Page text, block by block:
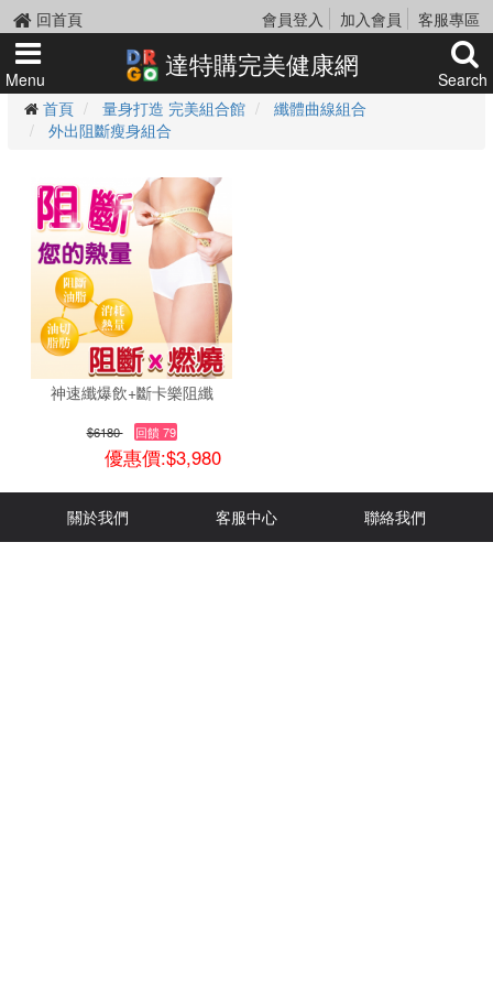
回首頁 會員登入 加入會員 客服專區
Menu 達特購完美健康網
Search
首頁
量身打造 完美組合館
纖體曲線組合
外出阻斷瘦身組合
神速纖爆飲+斷卡樂阻纖
$6180 回饋 79
優惠價:$3,980
關於我們 客服中心 聯絡我們